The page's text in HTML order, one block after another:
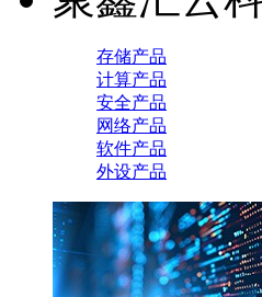
存储产品
计算产品
安全产品
网络产品
软件产品
外设产品